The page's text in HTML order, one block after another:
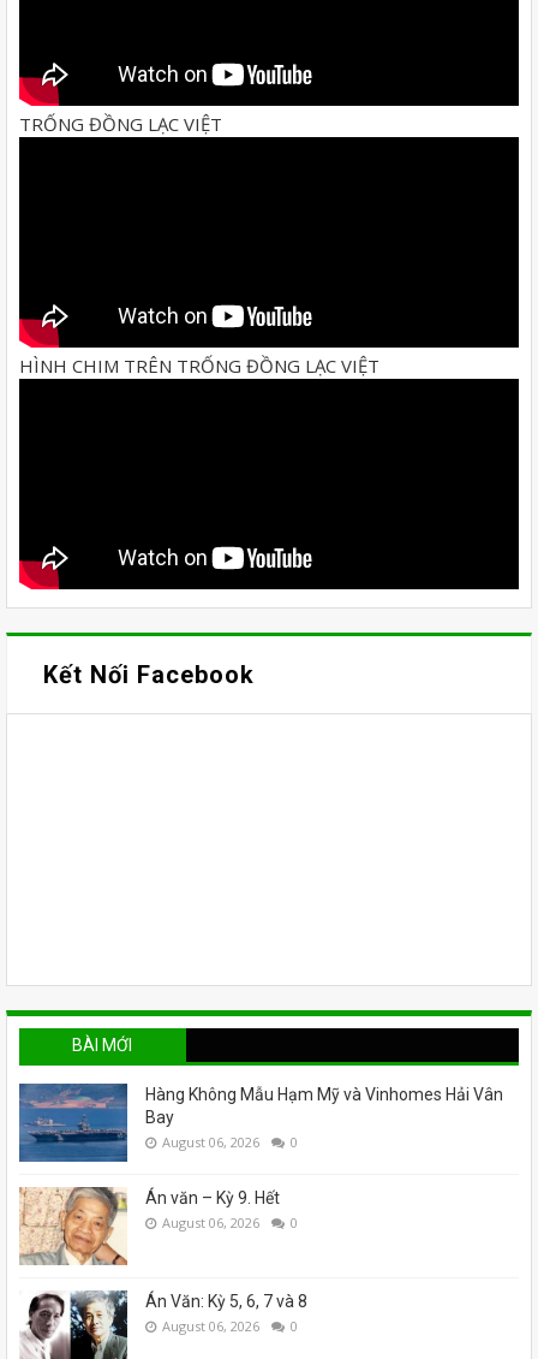
TRỐNG ĐỒNG LẠC VIỆT
HÌNH CHIM TRÊN TRỐNG ĐỒNG LẠC VIỆT
Kết Nối Facebook
BÀI MỚI
Hàng Không Mẫu Hạm Mỹ và Vinhomes Hải Vân
Bay
August 06, 2026 0
Án văn – Kỳ 9. Hết
August 06, 2026 0
Án Văn: Kỳ 5, 6, 7 và 8
August 06, 2026 0